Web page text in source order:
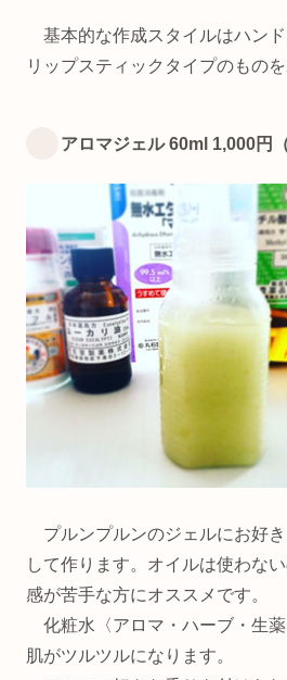
基本的な作成スタイルはハンド
リップスティックタイプのものを
アロマジェル 60ml 1,000円
プルンプルンのジェルにお好
して作ります。オイルは使わな
感が苦手な方にオススメです。
化粧水〈アロマ・ハーブ・生
肌がツルツルになります。